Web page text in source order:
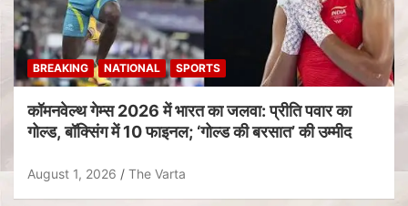
BREAKING NATIONAL SPORTS
कॉमनवेल्थ गेम्स 2026 में भारत का जलवा: प्रीति पवार का
गोल्ड, बॉक्सिंग में 10 फाइनल; ‘गोल्ड की बरसात’ की उम्मीद
August 1, 2026 The Varta